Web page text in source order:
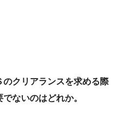
のクリアランスを求める際
ないのはどれか。